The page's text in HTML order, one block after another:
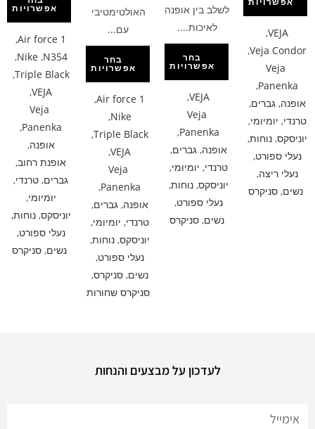
VEJA
,
Veja Condor
,
Veja
Panenka
,
אופנה,גברים,
טרנדי, יומיומי,
יוניסקס,נוחות,
נעלי ספורט,
נעלי ריצה,
נשים, סניקרס
לשלב בין אופנה
לאיכות....
בחר
אפשרויות
VEJA
,
Veja
Panenka
,
אופנה,גברים,
טרנדי, יומיומי,
יוניסקס,נוחות,
נעלי ספורט,
נשים, סניקרס
האולטימטיבי
עם...
בחר
אפשרויות
Air force 1
,
Nike
,
Triple Black
,
VEJA
,
Veja
Panenka
,
אופנה,גברים,
טרנדי, יומיומי,
יוניסקס,נוחות,
נעלי ספורט,
נשים,סניקרס,
סניקרס שחורות
אפשרויות
Air force 1
,
N354
,
Nike
,
Triple Black
,
VEJA
,
Veja
Panenka
,
אופנה,
אופנת רחוב,
גברים, טרנדי,
יומיומי,
יוניסקס,נוחות,
נעלי ספורט,
נשים, סניקרס
לעדכון על מבצעים והנחות